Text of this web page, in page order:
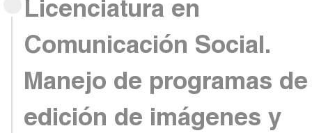
Licenciatura en
Comunicación Social.
Manejo de programas de
edición de imágenes y